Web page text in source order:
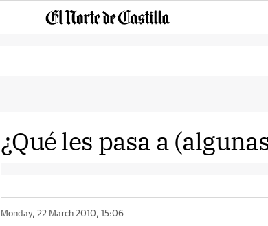
¿Qué les pasa a
Monday, 22 March 2010, 15:06